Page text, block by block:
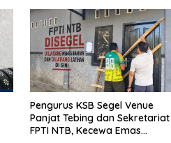
Pengurus KSB Segel Venue
Panjat Tebing dan Sekretariat
FPTI NTB, Kecewa Emas